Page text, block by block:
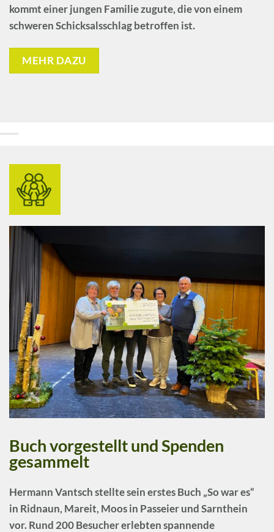
kommt einer jungen Familie zugute, die von einem
schweren Schicksalsschlag betroffen ist.
MEHR DAZU
Buch vorgestellt und Spenden
gesammelt
Hermann Vantschstellte sein erstes Buch „So war es“
in Ridnaun, Mareit, Moos in Passeier und Sarnthein
vor. Rund 200 Besucher erlebten spannende